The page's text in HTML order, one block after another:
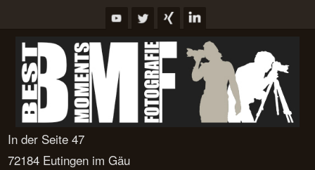
springen
In der Seite 47
72184 Eutingen im Gäu